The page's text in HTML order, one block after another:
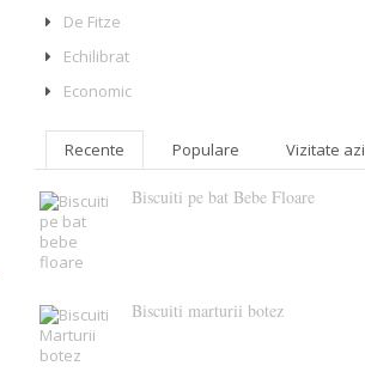
De Fitze
Echilibrat
Economic
Recente Populare Vizitate azi
Biscuiti pe bat Bebe Floare
Biscuiti marturii botez